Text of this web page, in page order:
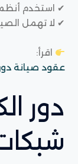
✔ استخدم
✔ لا تهمل
اقرأ:
عقود صيانة
دور